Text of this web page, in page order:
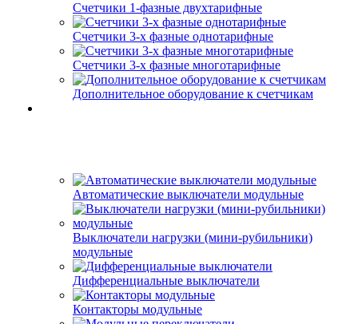
Счетчики 1-фазные двухтарифные
Счетчики 3-х фазные однотарифные
Счетчики 3-х фазные многотарифные
Дополнительное оборудование к счетчикам
Автоматические выключатели модульные
Выключатели нагрузки (мини-рубильники)
модульные
Дифференциальные выключатели
Контакторы модульные